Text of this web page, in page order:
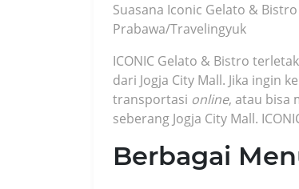
Suasana Iconic Gelato &
Prabawa/Travelingyuk
ICONIC Gelato & Bistro
dari Jogja City Mall. Jika ingin
transportasi online, atau bisa
seberang Jogja City Mall.
Berbagai